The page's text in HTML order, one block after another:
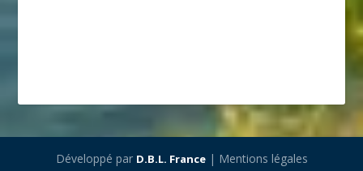
Développé par D.B.L. France| Mentions légales